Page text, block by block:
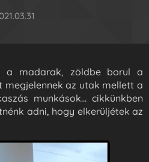
madarak, zöldbe borul a
megjelennek az utak mellett a
munkások... cikkünkben
adni, hogy elkerüljétek az